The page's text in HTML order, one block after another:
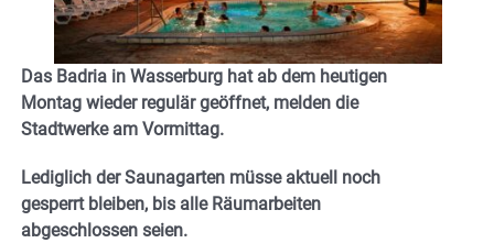
Das Badria in Wasserburg hat ab dem heutigen
Montag wieder regulär geöffnet, melden die
Stadtwerke am Vormittag.
Lediglich der Saunagarten müsse aktuell noch
gesperrt bleiben, bis alle Räumarbeiten
abgeschlossen seien.